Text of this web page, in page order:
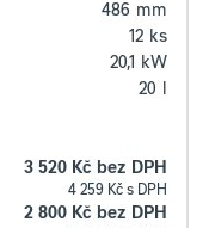
486 mm
12 ks
20,1 kW
20 l
3 520 Kč bez DPH
4 259 Kč s DPH
2 800 Kč bez DPH